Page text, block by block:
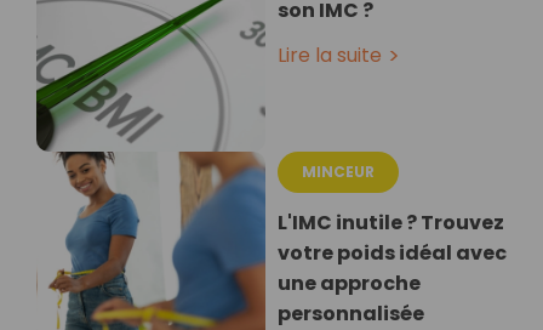
son IMC ?
Lire la suite
MINCEUR
L'IMC inutile ? Trouvez
votre poids idéal avec
une approche
personnalisée